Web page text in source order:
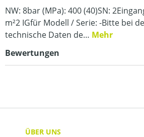
NW: 8bar (MPa): 400 (40)SN:
m²2 IGfür Modell / Serie: -Bitte bei
technische Daten de… Mehr
Bewertungen
ÜBER UNS